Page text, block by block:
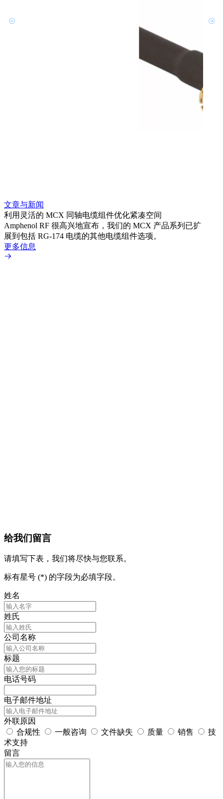
文章与新闻
利用灵活的 MCX 同轴电缆组件优化紧凑空间
Amphenol RF 很高兴地宣布，我们的 MCX 产品系列已扩
展到包括 RG-174 电缆的其他电缆组件选项。
更多信息
给我们留言
请填写下表，我们将尽快与您联系。
标有星号 (*) 的字段为必填字段。
姓名
姓氏
公司名称
标题
电话号码
电子邮件地址
外联原因
合规性
一般咨询 文件缺失 质量 销售
技
术支持
留言